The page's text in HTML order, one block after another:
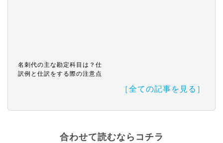
名刺代の主な勘定科目は？仕
訳例と仕訳をする際の注意点
［全ての記事を見る］
合わせて読むならコチラ